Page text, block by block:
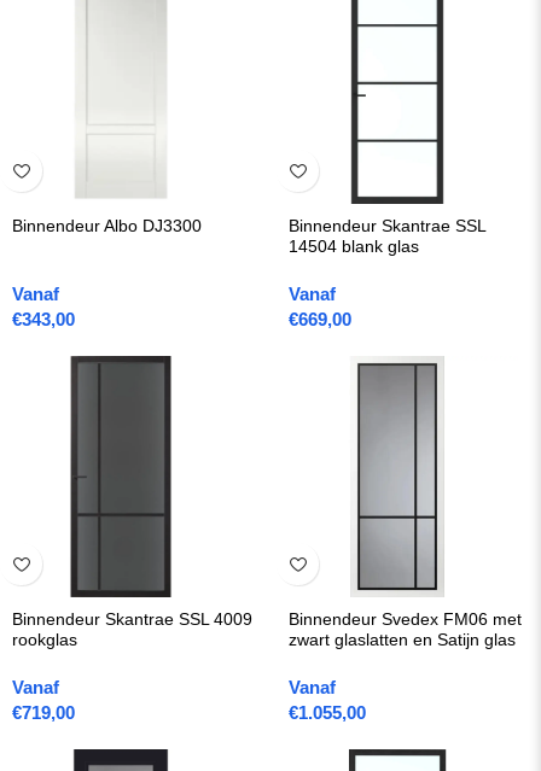
Binnendeur Albo DJ3300
Vanaf
€343,00
Binnendeur Skantrae SSL
14504 blank glas
Vanaf
€669,00
Binnendeur Skantrae SSL 4009
rookglas
Vanaf
€719,00
Binnendeur Svedex FM06 met
zwart glaslatten en Satijn glas
Vanaf
€1.055,00